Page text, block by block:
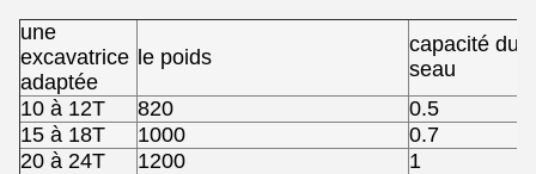
une
excavatrice
adaptée
le poids
capacité du
seau
10 à 12T 820 0.5
15 à 18T
1000 0.7
20 à 24T
1200 1